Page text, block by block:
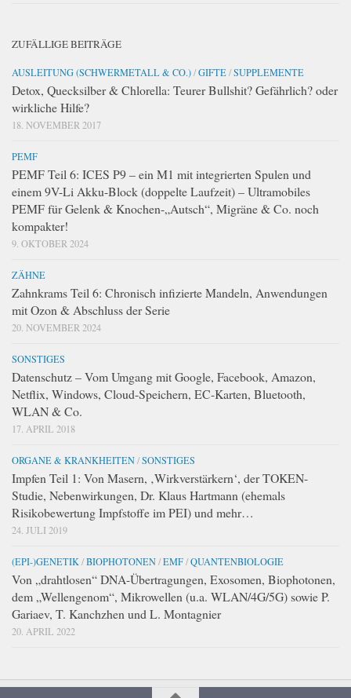
ZUFÄLLIGE BEITRÄGE
AUSLEITUNG (SCHWERMETALL & CO.)/GIFTE/SUPPLEMENTE
Detox, Quecksilber & Chlorella: Teurer Bullshit? Gefährlich? oder
wirkliche Hilfe?
18. NOVEMBER 2017
PEMF
PEMF Teil 6: ICES P9 – ein M1 mit integrierten Spulen und
einem 9V-Li Akku-Block (doppelte Laufzeit) – Ultramobiles
PEMF für Gelenk & Knochen-„Autsch“, Migräne & Co. noch
kompakter!
9. OKTOBER 2024
ZÄHNE
Zahnkrams Teil 6: Chronisch infizierte Mandeln, Anwendungen
mit Ozon & Abschluss der Serie
20. NOVEMBER 2024
SONSTIGES
Datenschutz – Vom Umgang mit Google, Facebook, Amazon,
Netflix, Windows, Cloud-Speichern, EC-Karten, Bluetooth,
WLAN & Co.
17. APRIL 2018
ORGANE & KRANKHEITEN/SONSTIGES
Impfen Teil 1: Von Masern, ‚Wirkverstärkern‘, der TOKEN-
Studie, Nebenwirkungen, Dr. Klaus Hartmann (ehemals
Risikobewertung Impfstoffe im PEI) und mehr…
24. JULI 2019
(EPI-)GENETIK /BIOPHOTONEN/EMF/QUANTENBIOLOGIE
Von „drahtlosen“ DNA-Übertragungen, Exosomen, Biophotonen,
dem „Wellengenom“, Mikrowellen (u.a. WLAN/4G/5G) sowie P.
Gariaev, T. Kanchzhen und L. Montagnier
20. APRIL 2022